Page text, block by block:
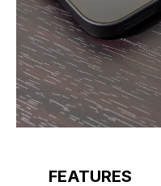
FEATURES